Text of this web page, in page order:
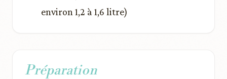
environ 1,2 à 1,6 litre)
Préparation